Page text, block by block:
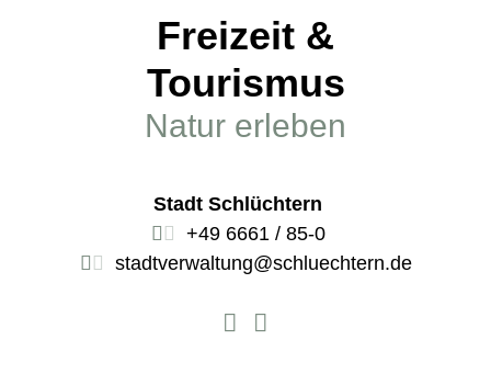
Freizeit &
Tourismus
Natur erleben
Stadt Schlüchtern
+49 6661 / 85-0
stadtverwaltung@schluechtern.de